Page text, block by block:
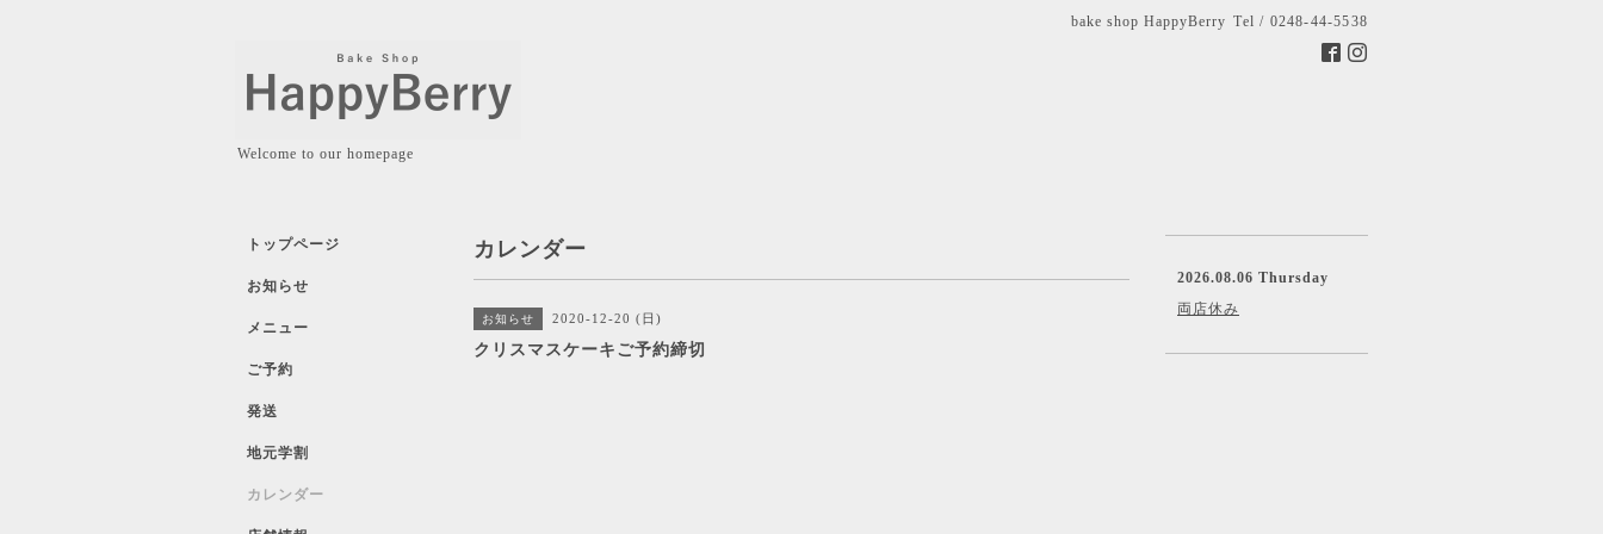
bake shop HappyBerry Tel / 0248-44-5538
Welcome to our homepage
カレンダー
お知らせ 2020-12-20 (日)
クリスマスケーキご予約締切
トップページ
お知らせ
メニュー
ご予約
発送
地元学割
カレンダー
2026.08.06 Thursday
両店休み